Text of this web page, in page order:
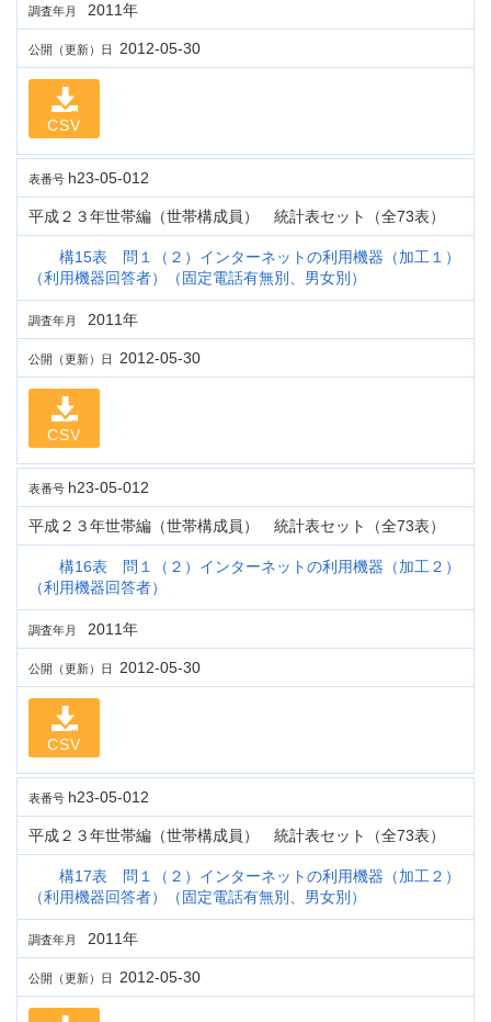
調査年月 2011年
公開（更新）日 2012-05-30
CSV
表番号 h23-05-012
平成２３年世帯編（世帯構成員） 統計表セット（全73表）
構15表 問１（２）インターネットの利用機器（加工１）
（利用機器回答者）（固定電話有無別、男女別）
調査年月 2011年
公開（更新）日 2012-05-30
CSV
表番号 h23-05-012
平成２３年世帯編（世帯構成員） 統計表セット（全73表）
構16表 問１（２）インターネットの利用機器（加工２）
（利用機器回答者）
調査年月 2011年
公開（更新）日 2012-05-30
CSV
表番号 h23-05-012
平成２３年世帯編（世帯構成員） 統計表セット（全73表）
構17表 問１（２）インターネットの利用機器（加工２）
（利用機器回答者）（固定電話有無別、男女別）
調査年月 2011年
公開（更新）日 2012-05-30